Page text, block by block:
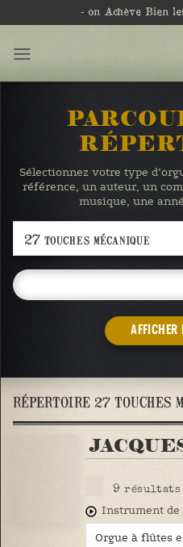
- on Achève Bien
Sélectionnez votre type
référence, un auteur, un
musique, une
AFFICHER
RÉPERTOIRE 27 TOUCHES
9 résultats
Instrument de